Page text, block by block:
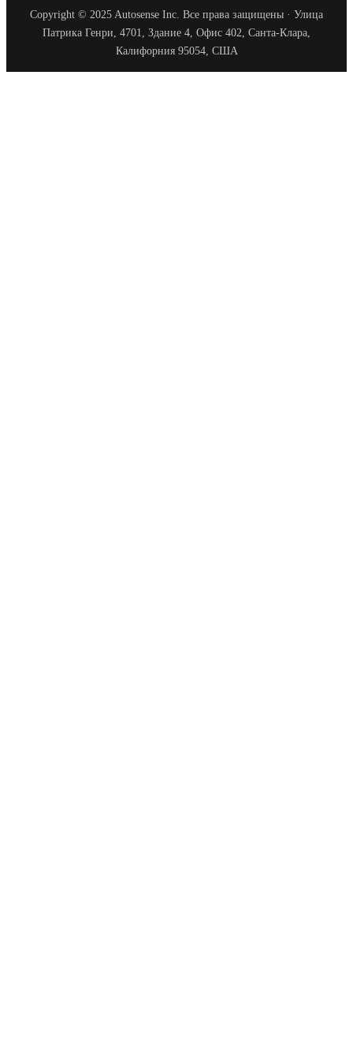
Copyright © 2025 Autosense Inc. Все права защищены · Улица
Патрика Генри, 4701, Здание 4, Офис 402, Санта-Клара,
Калифорния 95054, США